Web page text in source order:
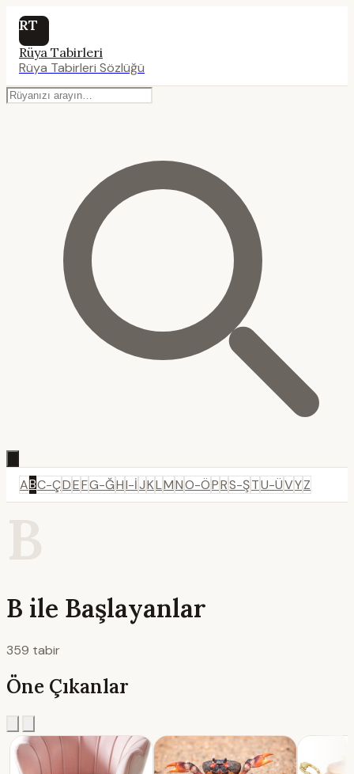
RT
Rüya Tabirleri
Rüya Tabirleri Sözlüğü
ABC-ÇDEFG-ĞHI-İJKLMNO-ÖPRS-ŞTU-ÜVYZ
B
B ile Başlayanlar
359 tabir
Öne Çıkanlar